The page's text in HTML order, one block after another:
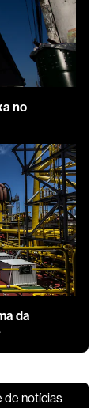
no
da
de notícias